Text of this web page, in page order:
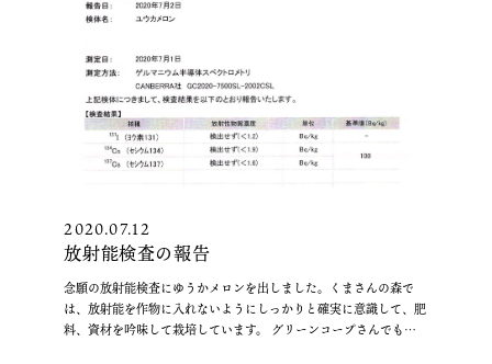
2020.07.12
放射能検査の報告
念願の放射能検査にゆうかメロンを出しました。くまさんの森で
は、放射能を作物に入れないようにしっかりと確実に意識して、肥
料、資材を吟味して栽培しています。 グリーンコープさんでも検